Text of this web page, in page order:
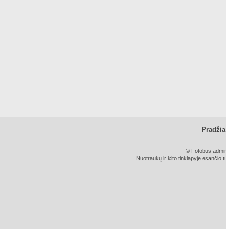
Pradžia
© Fotobus
Nuotraukų ir kito tinklapyje esančio